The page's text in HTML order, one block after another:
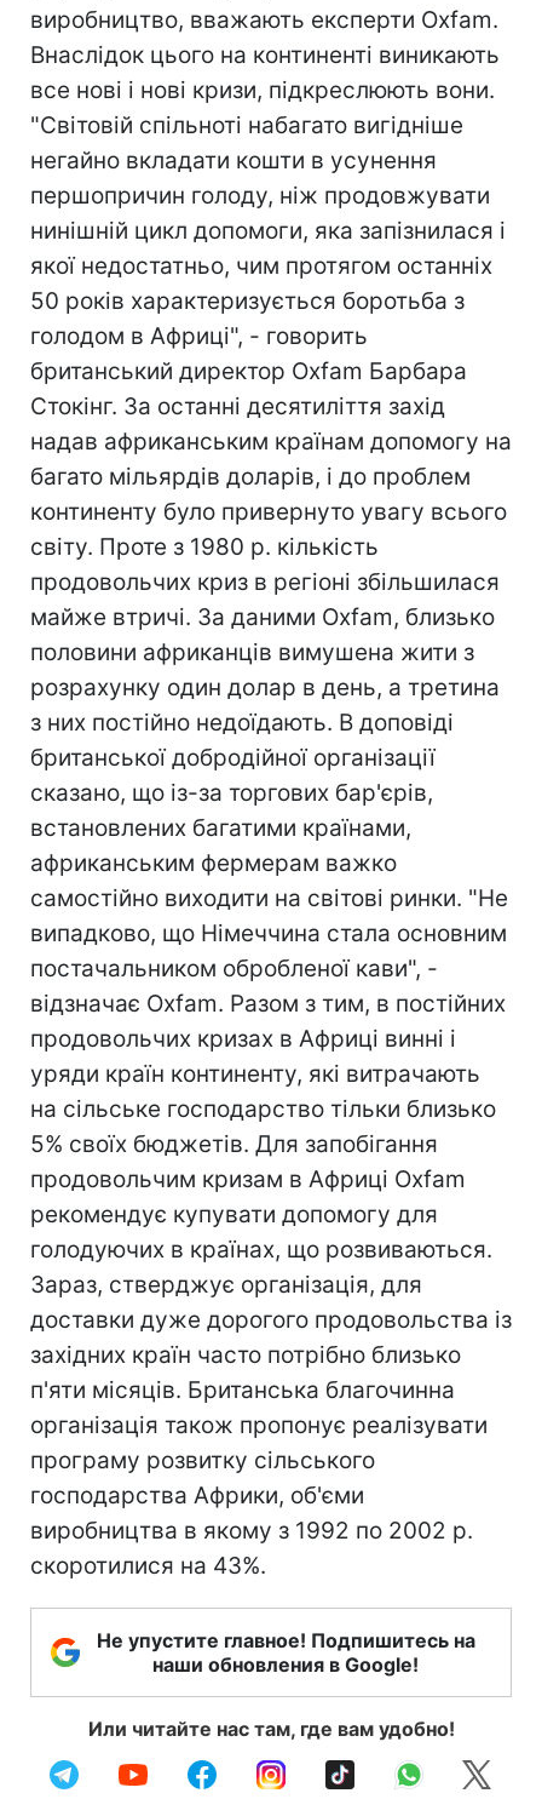
виробництво, вважають експерти Oxfam.
Внаслідок цього на континенті виникають
все нові і нові кризи, підкреслюють вони.
"Світовій спільноті набагато вигідніше
негайно вкладати кошти в усунення
першопричин голоду, ніж продовжувати
нинішній цикл допомоги, яка запізнилася і
якої недостатньо, чим протягом останніх
50 років характеризується боротьба з
голодом в Африці", - говорить
британський директор Oxfam Барбара
Стокінг. За останні десятиліття захід
надав африканським країнам допомогу на
багато мільярдів доларів, і до проблем
континенту було привернуто увагу всього
світу. Проте з 1980 р. кількість
продовольчих криз в регіоні збільшилася
майже втричі. За даними Oxfam, близько
половини африканців вимушена жити з
розрахунку один долар в день, а третина
з них постійно недоїдають. В доповіді
британської добродійної організації
сказано, що із-за торгових бар'єрів,
встановлених багатими країнами,
африканським фермерам важко
самостійно виходити на світові ринки. "Не
випадково, що Німеччина стала основним
постачальником обробленої кави", -
відзначає Oxfam. Разом з тим, в постійних
продовольчих кризах в Африці винні і
уряди країн континенту, які витрачають
на сільське господарство тільки близько
5% своїх бюджетів. Для запобігання
продовольчим кризам в Африці Oxfam
рекомендує купувати допомогу для
голодуючих в країнах, що розвиваються.
Зараз, стверджує організація, для
доставки дуже дорогого продовольства із
західних країн часто потрібно близько
п'яти місяців. Британська благочинна
організація також пропонує реалізувати
програму розвитку сільського
господарства Африки, об'єми
виробництва в якому з 1992 по 2002 р.
скоротилися на 43%.
Не упустите главное! Подпишитесь на
наши обновления в Google!
Или читайте нас там, где вам удобно!